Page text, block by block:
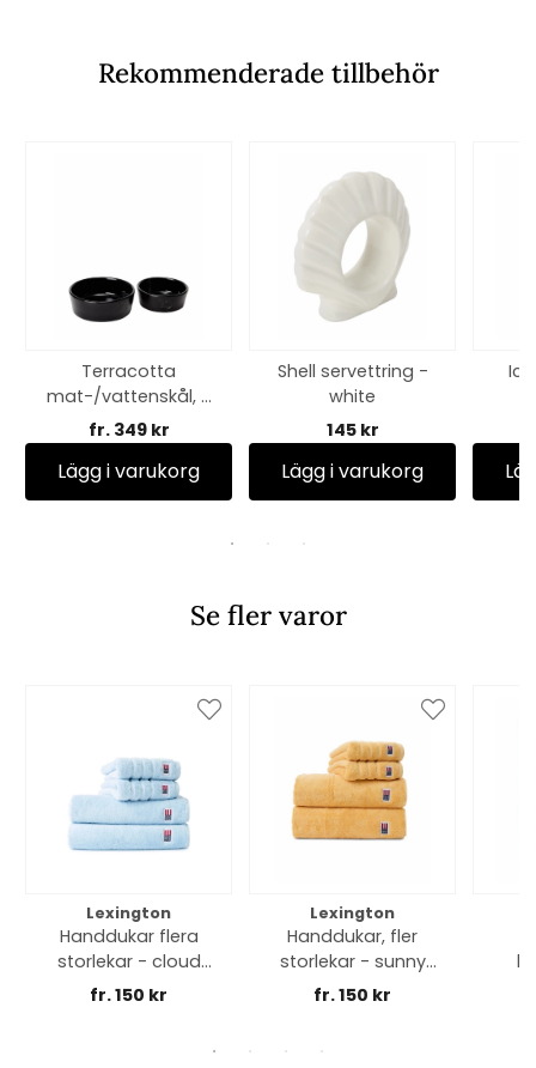
Rekommenderade tillbehör
Terracotta
mat-/vattenskål, 2
storlekar - black
fr. 349 kr
Lägg i varukorg
Shell servettring -
white
145 kr
Lägg i varukorg
Se fler varor
Lexington
Handdukar flera
storlekar - cloud
blue
fr. 150 kr
Lexington
Handdukar, fler
storlekar - sunny
yellow
fr. 150 kr